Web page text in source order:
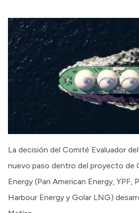
La decisión del Comité Evaluador
nuevo paso dentro del proyecto de
Energy (Pan American Energy, YPF,
Harbour Energy y Golar LNG)